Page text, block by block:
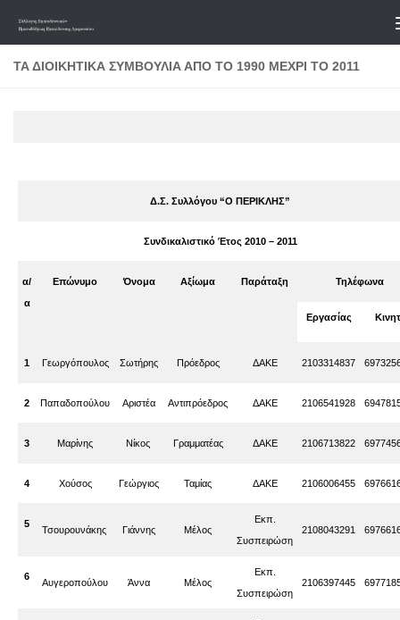
Skip to content
ΤΑ ΔΙΟΙΚΗΤΙΚΆ ΣΥΜΒΟΎΛΙΑ ΑΠΌ ΤΟ 1990 ΜΈΧΡΙ ΤΟ 2011
Δ.Σ. Συλλόγου “Ο ΠΕΡΙΚΛΗΣ”
Συνδικαλιστικό Έτος 2010 – 2011
α/
α
Επώνυμο Όνομα Αξίωμα Παράταξη Τηλέφωνα
Εργασίας
1 Γεωργόπουλος Σωτήρης Πρόεδρος ΔΑΚΕ 2103314837
2 Παπαδοπούλου Αριστέα Αντιπρόεδρος ΔΑΚΕ 2106541928
3 Μαρίνης Νίκος Γραμματέας ΔΑΚΕ 2106713822
4 Χούσος Γεώργιος Ταμίας ΔΑΚΕ 2106006455
5
Τσουρουνάκης Γιάννης Μέλος
Εκπ.
Συσπειρώση
2108043291
6
Αυγεροπούλου Άννα Μέλος
Εκπ.
Συσπειρώση
2106397445